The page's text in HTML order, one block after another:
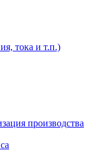
тока и т.п.)
производства